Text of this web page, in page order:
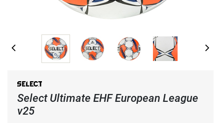
Select Ultimate EHF European League
v25